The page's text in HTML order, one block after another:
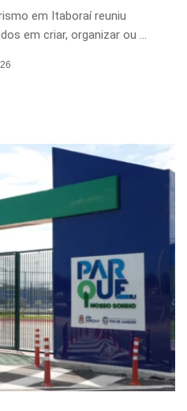
em Itaboraí reuniu
em criar, organizar ou ...